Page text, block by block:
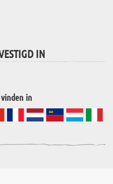
IN
in